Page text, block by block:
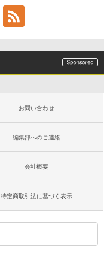
お問い合わせ
編集部へのご連絡
会社概要
特定商取引法に基づく表示